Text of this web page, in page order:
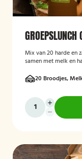
Mix van 20 harde en
samen met melk en
20 Broodjes,